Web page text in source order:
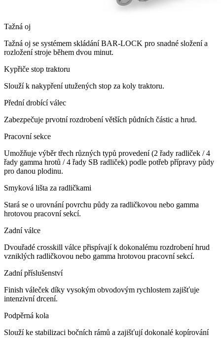
Tažná oj
Tažná oj se systémem skládání BAR-LOCK pro snadné složení a
rozložení stroje během dvou minut.
Kypřiče stop traktoru
Slouží k nakypření utužených stop za koly traktoru.
Přední drobící válec
Zabezpečuje prvotní rozdrobení větších půdních částic a hrud.
Pracovní sekce
Umožňuje výběr třech různých typů provedení (2 řady radliček / 4
řady gamma hrotů / 4 řady SB radliček) podle potřeb přípravy půdy
pro danou plodinu.
Smyková lišta za radličkami
Stará se o urovnání povrchu půdy za radličkovou nebo gamma
hrotovou pracovní sekcí.
Zadní válce
Dvouřadé crosskill válce přispívají k dokonalému rozdrobení hrud
vzniklých radličkovou nebo gamma hrotovou pracovní sekcí.
Zadní příslušenství
Finish váleček díky vysokým obvodovým rychlostem zajišťuje
intenzivní drcení.
Podpěrná kola
Slouží ke stabilizaci bočních rámů a zajišťují dokonalé kopírování